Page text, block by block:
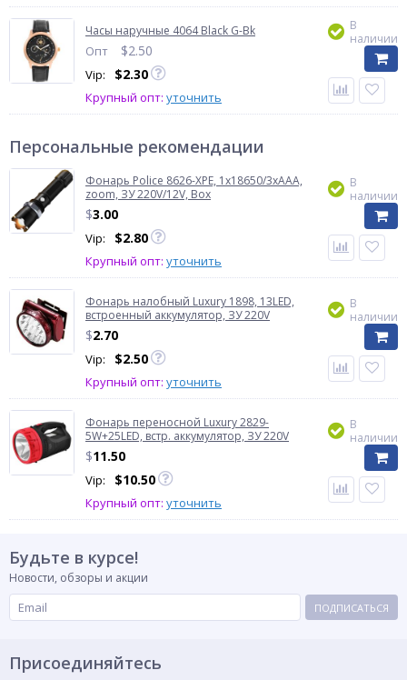
Часы наручные 4064 Black G-Bk
Опт $2.50
Vip: $2.30
Крупный опт: уточнить
В
наличии
Персональные рекомендации
Фонарь Police 8626-XPE, 1х18650/3xAAA,
zoom, ЗУ 220V/12V, Box
$3.00
Vip: $2.80
Крупный опт: уточнить
В
наличии
Фонарь налобный Luxury 1898, 13LED,
встроенный аккумулятор, ЗУ 220V
$2.70
Vip: $2.50
Крупный опт: уточнить
В
наличии
Фонарь переносной Luxury 2829-
5W+25LED, встр. аккумулятор, ЗУ 220V
$11.50
Vip: $10.50
Крупный опт: уточнить
В
наличии
Будьте в курсе!
Новости, обзоры и акции
ПОДПИСАТЬСЯ
Присоединяйтесь